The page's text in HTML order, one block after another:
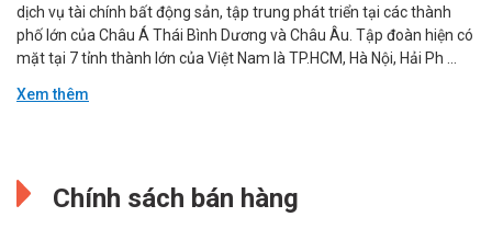
dịch vụ tài chính bất động sản, tập trung phát triển tại các thành
phố lớn của Châu Á Thái Bình Dương và Châu Âu. Tập đoàn hiện có
mặt tại 7 tỉnh thành lớn của Việt Nam là TP.HCM, Hà Nội, Hải Ph ...
Xem thêm
Chính sách bán hàng